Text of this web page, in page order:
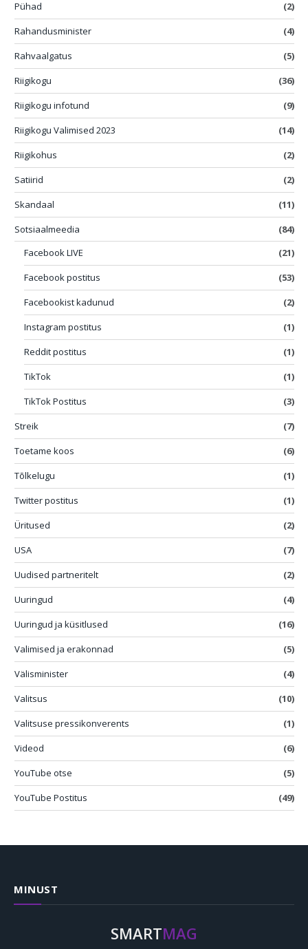
Pühad
(2)
Rahandusminister
(4)
Rahvaalgatus
(5)
Riigikogu
(36)
Riigikogu infotund
(9)
Riigikogu Valimised 2023
(14)
Riigikohus
(2)
Satiirid
(2)
Skandaal
(11)
Sotsiaalmeedia
(84)
Facebook LIVE
(21)
Facebook postitus
(53)
Facebookist kadunud
(2)
Instagram postitus
(1)
Reddit postitus
(1)
TikTok
(1)
TikTok Postitus
(3)
Streik
(7)
Toetame koos
(6)
Tõlkelugu
(1)
Twitter postitus
(1)
Üritused
(2)
USA
(7)
Uudised partneritelt
(2)
Uuringud
(4)
Uuringud ja küsitlused
(16)
Valimised ja erakonnad
(5)
Välisminister
(4)
Valitsus
(10)
Valitsuse pressikonverents
(1)
Videod
(6)
YouTube otse
(5)
YouTube Postitus
(49)
MINUST
SMARTMAG